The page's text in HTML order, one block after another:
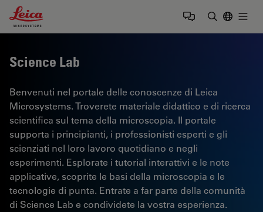
Leica Microsystems Logo
Science Lab
Benvenuti nel portale delle conoscenze di Leica
Microsystems. Troverete materiale didattico e di ricerca
scientifica sul tema della microscopia. Il portale
supporta i principianti, i professionisti esperti e gli
scienziati nel loro lavoro quotidiano e negli
esperimenti. Esplorate i tutorial interattivi e le note
applicative, scoprite le basi della microscopia e le
tecnologie di punta. Entrate a far parte della comunità
di Science Lab e condividete la vostra esperienza.